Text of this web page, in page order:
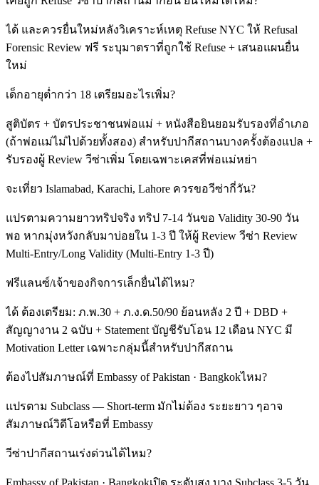
ได้ และควรยื่นใหม่หลังวิเคราะห์เหตุ Refuse NYC ให้ Refusal
Forensic Review ฟรี ระบุมาตราที่ถูกใช้ Refuse + เสนอแผนยื่น
ใหม่
เด็กอายุต่ำกว่า 18 เตรียมอะไรเพิ่ม?
สูติบัตร + บัตรประชาชนพ่อแม่ + หนังสือยินยอมรับรองที่อำเภอ
(ถ้าพ่อแม่ไม่ไปด้วยทั้งสอง) สำหรับปากีสถานบางครั้งต้องแปล +
รับรองผู้ Review วีซ่าเพิ่ม โดยเฉพาะเคสที่พ่อแม่หย่า
จะเที่ยว Islamabad, Karachi, Lahore ควรขอวีซ่ากี่วัน?
แปรตามความยาวทริปจริง ทริป 7-14 วันขอ Validity 30-90 วัน
พอ หากมุ่งหวังกลับมาบ่อยใน 1-3 ปี ให้ผู้ Review วีซ่า Review
Multi-Entry/Long Validity (Multi-Entry 1-3 ปี)
ฟรีแลนซ์/เจ้าของกิจการเล็กยื่นได้ไหม?
ได้ ต้องเตรียม: ภ.พ.30 + ภ.ง.ด.50/90 ย้อนหลัง 2 ปี + DBD +
สัญญางาน 2 ฉบับ + Statement บัญชีรับโอน 12 เดือน NYC มี
Motivation Letter เฉพาะกลุ่มนี้สำหรับปากีสถาน
ต้องไปสัมภาษณ์ที่ Embassy of Pakistan · Bangkokไหม?
แปรตาม Subclass — Short-term มักไม่ต้อง ระยะยาว ๆอาจ
สัมภาษณ์วิดีโอหรือที่ Embassy
วีซ่าปากีสถานเร่งด่วนได้ไหม?